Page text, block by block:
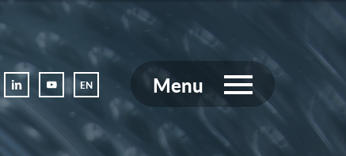
EN Menu